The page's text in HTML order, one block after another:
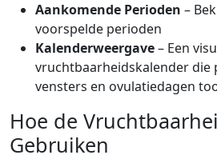
Aankomende Perioden –
voorspelde perioden
Kalenderweergave– Een
vruchtbaarheidskalender die
vensters en ovulatiedagen
Hoe de
Gebruiken